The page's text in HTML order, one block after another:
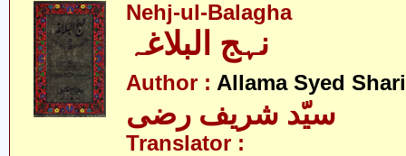
Nehj-ul-Balagha
Author : Allama Syed
سیّد شریف رضی
Translator :